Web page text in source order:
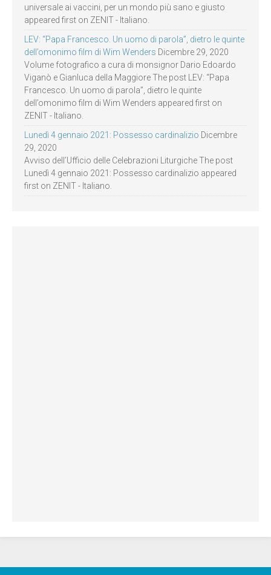
universale ai vaccini, per un mondo più sano e giusto
appeared first on ZENIT - Italiano.
LEV: “Papa Francesco. Un uomo di parola”, dietro le quinte
dell’omonimo film di Wim Wenders Dicembre 29, 2020
Volume fotografico a cura di monsignor Dario Edoardo
Viganò e Gianluca della Maggiore The post LEV: “Papa
Francesco. Un uomo di parola”, dietro le quinte
dell’omonimo film di Wim Wenders appeared first on
ZENIT - Italiano.
Lunedì 4 gennaio 2021: Possesso cardinalizio Dicembre
29, 2020
Avviso dell’Ufficio delle Celebrazioni Liturgiche The post
Lunedì 4 gennaio 2021: Possesso cardinalizio appeared
first on ZENIT - Italiano.